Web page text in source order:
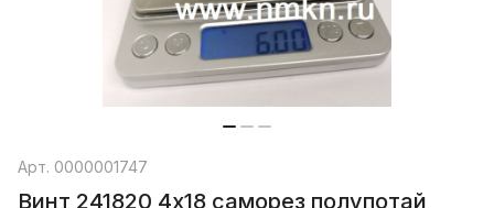
Арт. 0000001747
Винт 241820 4х18 саморез полупотай